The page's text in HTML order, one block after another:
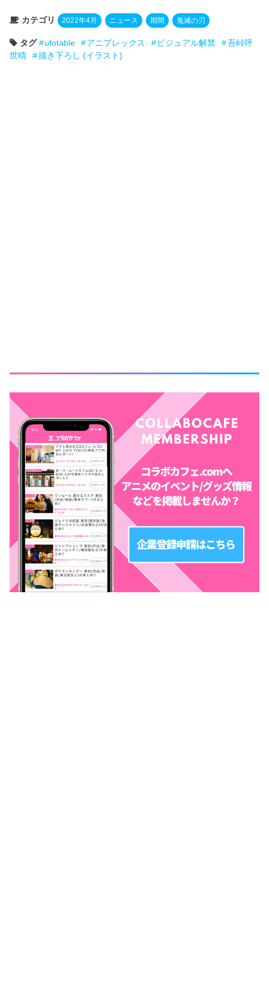
カテゴリ 2022年4月 ニュース 期間 鬼滅の刃
タグ ufotable アニプレックス ビジュアル解禁
吾峠呼
世晴
描き下ろし (イラスト)